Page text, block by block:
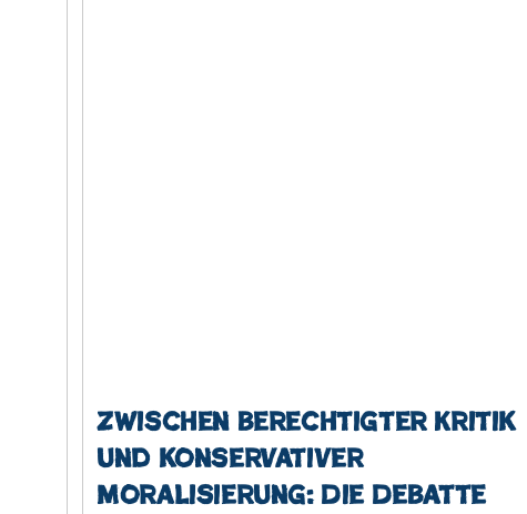
Zwischen berechtigter Kritik
und konservativer
Moralisierung: Die Debatte